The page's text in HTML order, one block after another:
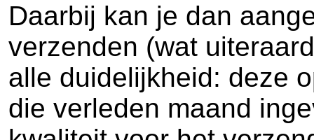
Daarbij kan je dan
verzenden (wat
alle duidelijkheid: deze
die verleden maand